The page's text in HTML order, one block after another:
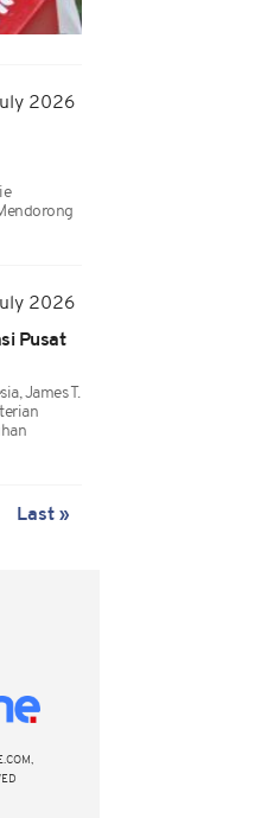
2026
2026
Pusat
James T.
Last »